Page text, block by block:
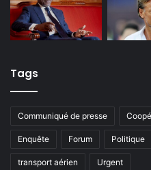
Tags
Communiqué de presse
Enquête Forum Politique
transport aérien Urgent